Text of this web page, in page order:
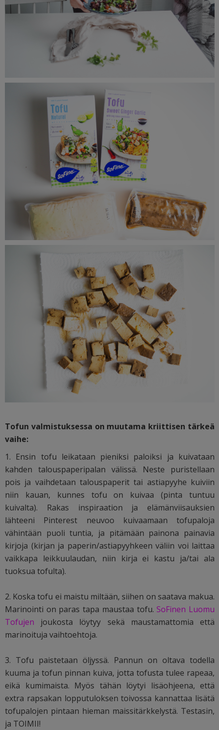
Tofun valmistuksessa on muutama kriittisen tärkeä
vaihe:
1. Ensin tofu leikataan pieniksi paloiksi ja kuivataan
kahden talouspaperipalan välissä. Neste puristellaan
pois ja vaihdetaan talouspaperit tai astiapyyhe kuiviin
niin kauan, kunnes tofu on kuivaa (pinta tuntuu
kuivalta). Rakas inspiraation ja elämänviisauksien
lähteeni Pinterest neuvoo kuivaamaan tofupaloja
vähintään puoli tuntia, ja pitämään painona painavia
kirjoja (kirjan ja paperin/astiapyyhkeen väliin voi laittaa
vaikkapa leikkuulaudan, niin kirja ei kastu ja/tai ala
tuoksua tofulta).
2. Koska tofu ei maistu miltään, siihen on saatava makua.
Marinointi on paras tapa maustaa tofu.SoFinen Luomu
Tofujen joukosta löytyy sekä maustamattomia että
marinoituja vaihtoehtoja.
3. Tofu paistetaan öljyssä. Pannun on oltava todella
kuuma ja tofun pinnan kuiva, jotta tofusta tulee rapeaa,
eikä kumimaista. Myös tähän löytyi lisäohjeena, että
extra rapsakan lopputuloksen toivossa kannattaa lisätä
tofupalojen pintaan hieman maissitärkkelystä. Testasin,
ja TOIMII!